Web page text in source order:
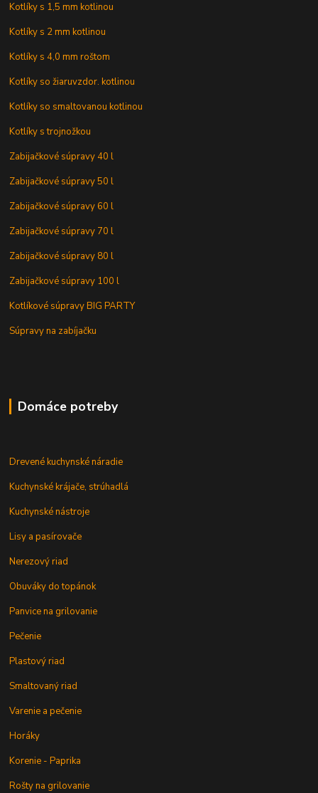
Kotlíky s 1,5 mm kotlinou
Kotlíky s 2 mm kotlinou
Kotlíky s 4,0 mm roštom
Kotlíky so žiaruvzdor. kotlinou
Kotlíky so smaltovanou kotlinou
Kotlíky s trojnožkou
Zabijačkové súpravy 40 l
Zabijačkové súpravy 50 l
Zabijačkové súpravy 60 l
Zabijačkové súpravy 70 l
Zabijačkové súpravy 80 l
Zabijačkové súpravy 100 l
Kotlíkové súpravy BIG PARTY
Súpravy na zabíjačku
Domáce potreby
Drevené kuchynské náradie
Kuchynské krájače, strúhadlá
Kuchynské nástroje
Lisy a pasírovače
Nerezový riad
Obuváky do topánok
Panvice na grilovanie
Pečenie
Plastový riad
Smaltovaný riad
Varenie a pečenie
Horáky
Korenie - Paprika
Rošty na grilovanie